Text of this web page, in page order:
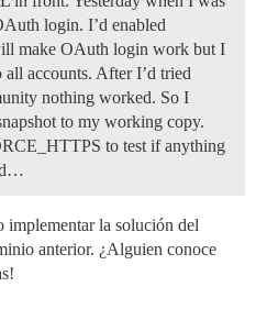
login. I’d enabled
make OAuth login work but I
accounts. After I’d tried
nothing worked. So I
to my working copy.
to test if anything
la solución del
anterior. ¿Alguien conoce